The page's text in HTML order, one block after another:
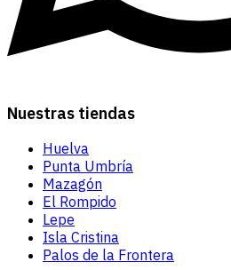
Nuestras tiendas
Huelva
Punta Umbría
Mazagón
El Rompido
Lepe
Isla Cristina
Palos de la Frontera